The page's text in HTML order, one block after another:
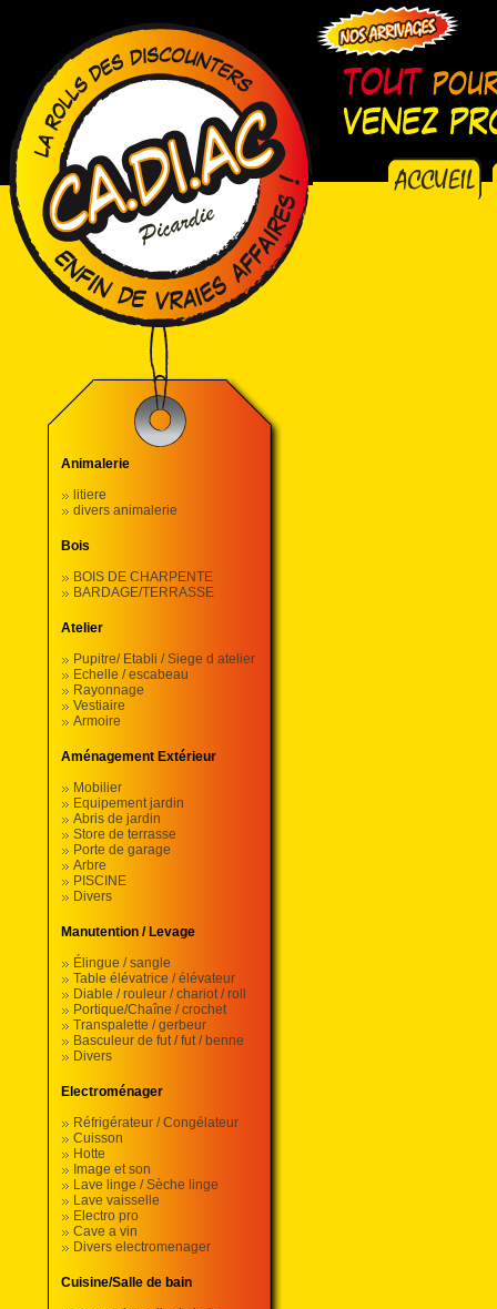
Animalerie
litiere
divers animalerie
Bois
BOIS DE CHARPENTE
BARDAGE/TERRASSE
Atelier
Pupitre/ Etabli / Siege d atelier
Echelle / escabeau
Rayonnage
Vestiaire
Armoire
Aménagement Extérieur
Mobilier
Equipement jardin
Abris de jardin
Store de terrasse
Porte de garage
Arbre
PISCINE
Divers
Manutention / Levage
Élingue / sangle
Table élévatrice / élévateur
Diable / rouleur / chariot / roll
Portique/Chaîne / crochet
Transpalette / gerbeur
Basculeur de fut / fut / benne
Divers
Electroménager
Réfrigérateur / Congélateur
Cuisson
Hotte
Image et son
Lave linge / Sèche linge
Lave vaisselle
Electro pro
Cave a vin
Divers electromenager
Cuisine/Salle de bain